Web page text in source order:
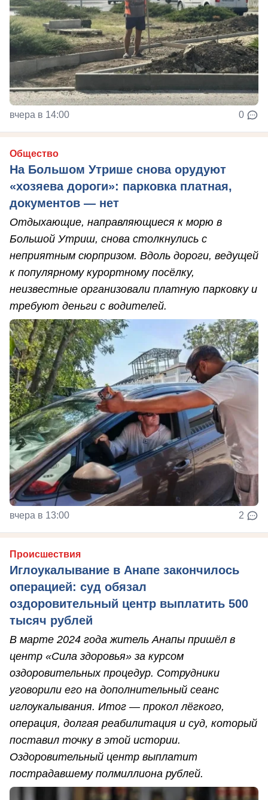
вчера в 14:00 0
Общество
На Большом Утрише снова орудуют
«хозяева дороги»: парковка платная,
документов — нет
Отдыхающие, направляющиеся к морю в
Большой Утриш, снова столкнулись с
неприятным сюрпризом. Вдоль дороги, ведущей
к популярному курортному посёлку,
неизвестные организовали платную парковку и
требуют деньги с водителей.
вчера в 13:00 2
Происшествия
Иглоукалывание в Анапе закончилось
операцией: суд обязал
оздоровительный центр выплатить 500
тысяч рублей
В марте 2024 года житель Анапы пришёл в
центр «Сила здоровья» за курсом
оздоровительных процедур. Сотрудники
уговорили его на дополнительный сеанс
иглоукалывания. Итог — прокол лёгкого,
операция, долгая реабилитация и суд, который
поставил точку в этой истории.
Оздоровительный центр выплатит
пострадавшему полмиллиона рублей.